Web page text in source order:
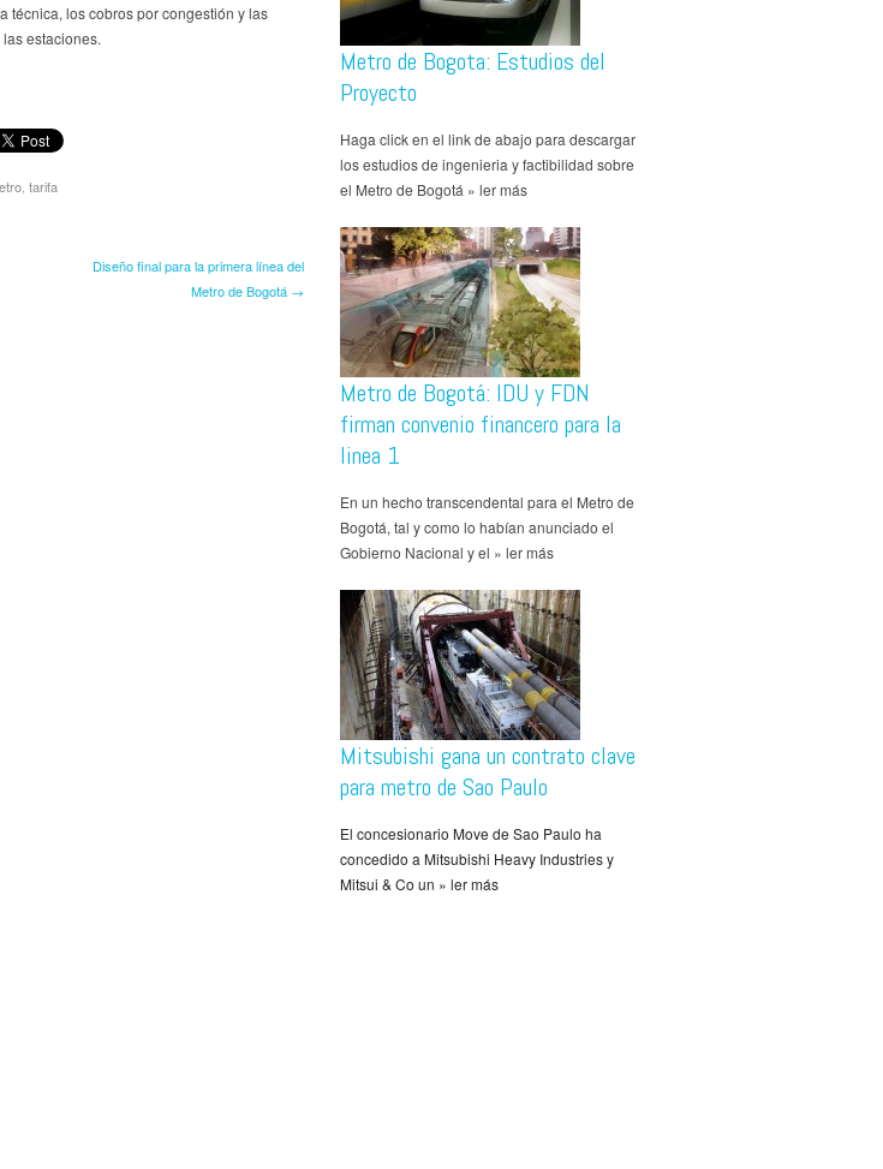
técnica, los cobros por congestión y las
estaciones.
tarifa
Diseño final para la primera línea del
Metro de Bogotá →
Metro de Bogota: Estudios del
Proyecto
Haga click en el link de abajo para descargar
los estudios de ingenieria y factibilidad sobre
el Metro de Bogotá » ler más
Metro de Bogotá: IDU y FDN
firman convenio financero para la
linea 1
En un hecho transcendental para el Metro de
Bogotá, tal y como lo habían anunciado el
Gobierno Nacional y el » ler más
Mitsubishi gana un contrato clave
para metro de Sao Paulo
El concesionario Move de Sao Paulo ha
concedido a Mitsubishi Heavy Industries y
Mitsui & Co un » ler más